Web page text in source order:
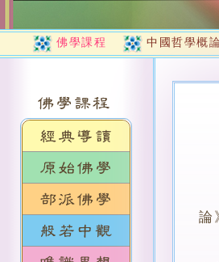
佛學課程 中國哲學概
論